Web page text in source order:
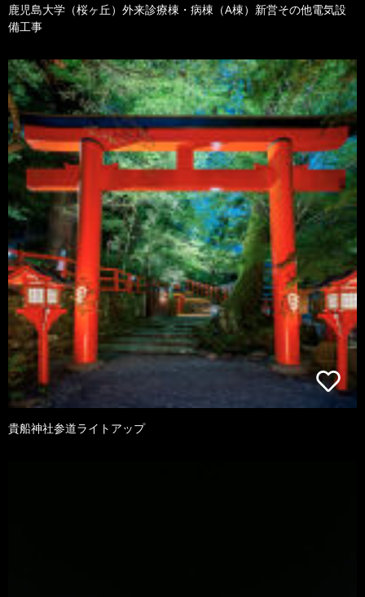
鹿児島大学（桜ヶ丘）外来診療棟・病棟（A棟）新営その他電気設
備工事
貴船神社参道ライトアップ